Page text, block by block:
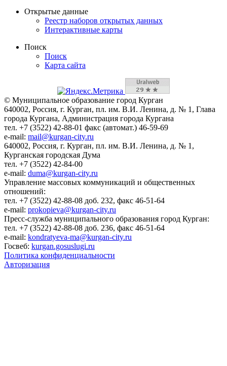
Открытые данные
Реестр наборов открытых данных
Интерактивные карты
Поиск
Поиск
Карта сайта
© Муниципальное образование город Курган
640002, Россия, г. Курган, пл. им. В.И. Ленина, д. № 1, Глава
города Кургана, Администрация города Кургана
тел. +7 (3522) 42-88-01 факс (автомат.) 46-59-69
e-mail: mail@kurgan-city.ru
640002, Россия, г. Курган, пл. им. В.И. Ленина, д. № 1,
Курганская городская Дума
тел. +7 (3522) 42-84-00
e-mail: duma@kurgan-city.ru
Управление массовых коммуникаций и общественных
отношений:
тел. +7 (3522) 42-88-08 доб. 232, факс 46-51-64
e-mail: prokopieva@kurgan-city.ru
Пресс-служба муниципального образования город Курган:
тел. +7 (3522) 42-88-08 доб. 236, факс 46-51-64
e-mail: kondratyeva-ma@kurgan-city.ru
Госвеб: kurgan.gosuslugi.ru
Политика конфиденциальности
Авторизация